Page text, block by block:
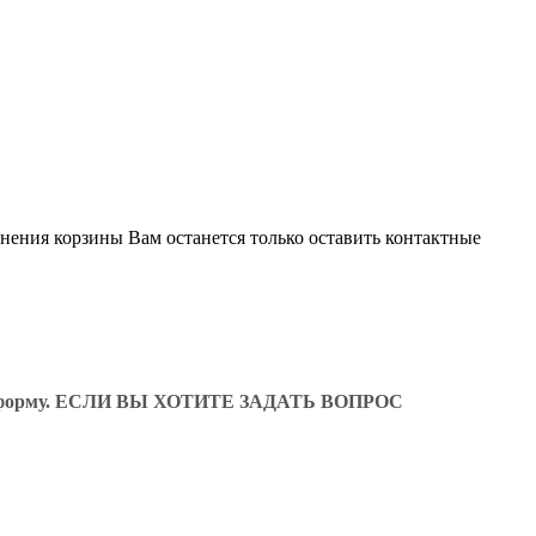
корзины Вам останется только оставить контактные
форму. ЕСЛИ ВЫ ХОТИТЕ ЗАДАТЬ ВОПРОС